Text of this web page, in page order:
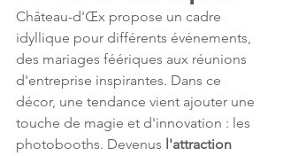
Château-d'Œx propose un cadre
idyllique pour différents événements,
des mariages féériques aux réunions
d'entreprise inspirantes. Dans ce
décor, une tendance vient ajouter une
touche de magie et d'innovation : les
photobooths. Devenus l'attraction